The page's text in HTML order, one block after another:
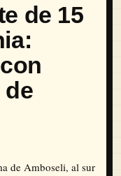
de 15
de Amboseli, al sur